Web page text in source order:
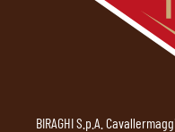
BIRAGHI S.p.A.